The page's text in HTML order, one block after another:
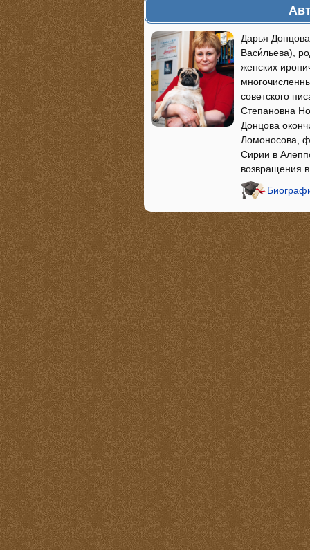
Дарья
Васи́льева),
женских
советского
Степановна
Донцова
Ломоносова,
Сирии в
возвращения